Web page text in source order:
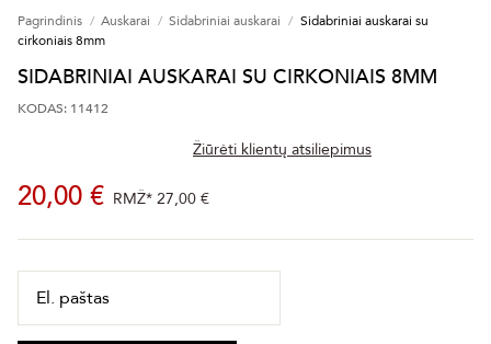
Pagrindinis Auskarai Sidabriniai auskarai
Sidabriniai auskarai su
cirkoniais 8mm
SIDABRINIAI AUSKARAI SU CIRKONIAIS 8MM
KODAS: 11412
Žiūrėti klientų atsiliepimus
20,00 € RMŽ* 27,00 €